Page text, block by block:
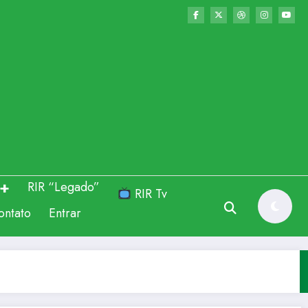
RIR “Legado”
RIR Tv
Entrar